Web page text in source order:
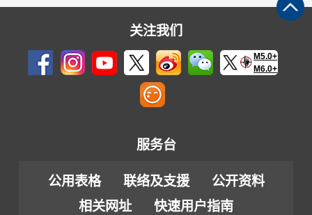
关注我们
M5.0+
M6.0+
服务台
公用表格 联络及支援
公开资料
相关网址
快速用户指南